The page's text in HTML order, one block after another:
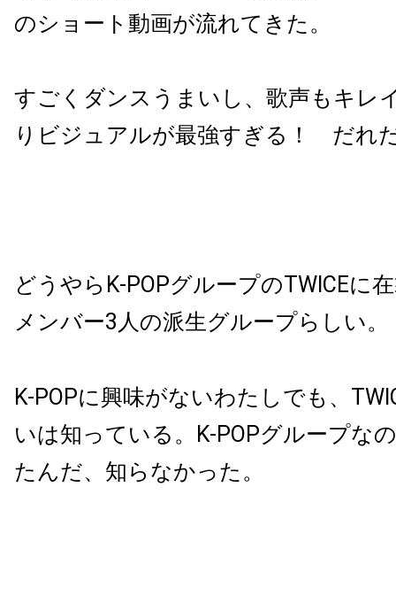
のショート動画が流れてきた。
すごくダンスうまいし、歌声もキレ
りビジュアルが最強すぎる！ だれ
どうやらK-POPグループのTWICEに
メンバー3人の派生グループらしい。
K-POPに興味がないわたしでも、
いは知っている。K-POPグループな
たんだ、知らなかった。